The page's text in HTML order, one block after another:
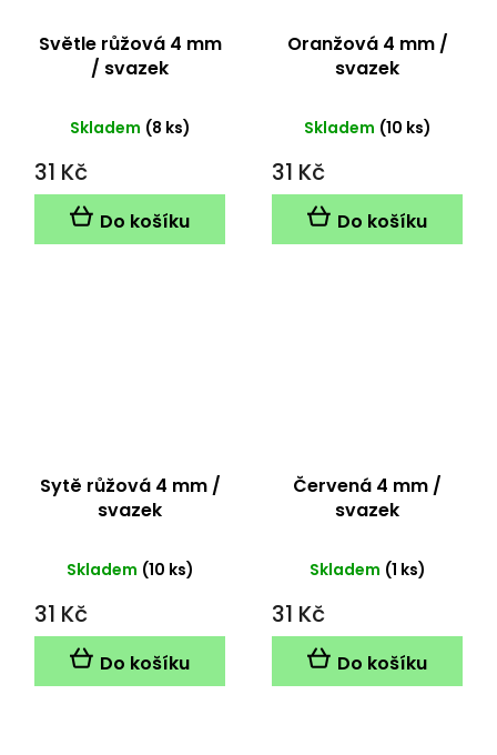
Světle růžová 4 mm
/ svazek
Skladem (8 ks)
31 Kč
Do košíku
Oranžová 4 mm /
svazek
Skladem (10 ks)
31 Kč
Do košíku
Sytě růžová 4 mm /
svazek
Skladem (10 ks)
31 Kč
Do košíku
Červená 4 mm /
svazek
Skladem (1 ks)
31 Kč
Do košíku